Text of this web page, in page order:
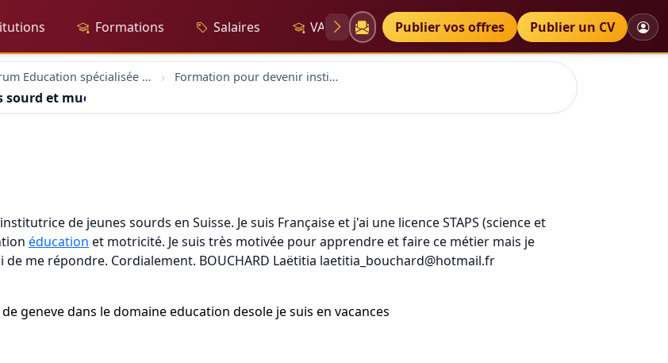
Formations Salaires VAE Diplômes Petites annonces
Publier vos offres Publier un CV
forum Education spécialisée formation Formation pour devenir institutrice de jeunes sourd et muet
et muet
de jeunes sourds en Suisse. Je suis Française et j'ai une licence STAPS (science et
éducation et motricité. Je suis très motivée pour apprendre et faire ce métier mais je
me répondre. Cordialement. BOUCHARD Laëtitia laetitia_bouchard@hotmail.fr
geneve dans le domaine education desole je suis en vacances